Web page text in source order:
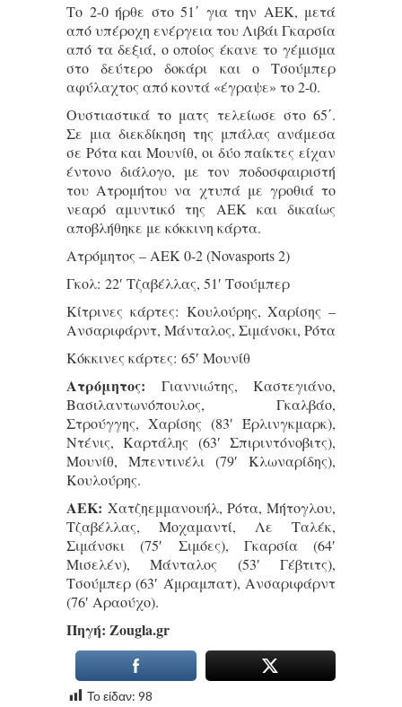
Το 2-0 ήρθε στο 51΄ για την ΑΕΚ, μετά
από υπέροχη ενέργεια του Λιβάι Γκαρσία
από τα δεξιά, ο οποίος έκανε το γέμισμα
στο δεύτερο δοκάρι και ο Τσούμπερ
αφύλαχτος από κοντά «έγραψε» το 2-0.
Ουστιαστικά το ματς τελείωσε στο 65΄.
Σε μια διεκδίκηση της μπάλας ανάμεσα
σε Ρότα και Μουνίθ, οι δύο παίκτες είχαν
έντονο διάλογο, με τον ποδοσφαιριστή
του Ατρομήτου να χτυπά με γροθιά το
νεαρό αμυντικό της ΑΕΚ και δικαίως
αποβλήθηκε με κόκκινη κάρτα.
Ατρόμητος – ΑΕΚ 0-2 (Novasports 2)
Γκολ: 22′ Τζαβέλλας, 51′ Τσούμπερ
Κίτρινες κάρτες: Κουλούρης, Χαρίσης –
Ανσαριφάρντ, Μάνταλος, Σιμάνσκι, Ρότα
Κόκκινες κάρτες: 65′ Μουνίθ
Ατρόμητος: Γιαννιώτης, Καστεγιάνο,
Βασιλαντωνόπουλος, Γκαλβάο,
Στρούγγης, Χαρίσης (83′ Έρλινγκμαρκ),
Ντένις, Καρτάλης (63′ Σπιριντόνοβιτς),
Μουνίθ, Μπεντινέλι (79′ Κλωναρίδης),
Κουλούρης.
ΑΕΚ: Χατζηεμμανουήλ, Ρότα, Μήτογλου,
Τζαβέλλας, Μοχαμαντί, Λε Ταλέκ,
Σιμάνσκι (75′ Σιμόες), Γκαρσία (64′
Μισελέν), Μάνταλος (53′ Γέβτιτς),
Τσούμπερ (63′ Άμραμπατ), Ανσαριφάρντ
(76′ Αραούχο).
Πηγή: Ζougla.gr
Το είδαν: 98